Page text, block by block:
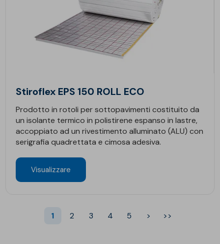
Stiroflex EPS 150 ROLL ECO
Prodotto in rotoli per sottopavimenti costituito da
un isolante termico in polistirene espanso in lastre,
accoppiato ad un rivestimento alluminato (ALU) con
serigrafia quadrettata e cimosa adesiva.
Visualizzare
1 2 3 4 5 > >>